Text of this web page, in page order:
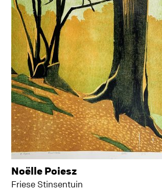
Noëlle Poiesz
Friese Stinsentuin